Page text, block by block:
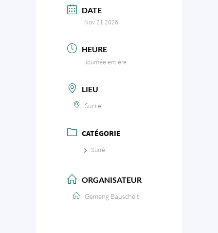
DATE
Nov 21 2026
HEURE
Journée entière
LIEU
Surré
CATÉGORIE
Surré
ORGANISATEUR
Gemeng Bauschelt